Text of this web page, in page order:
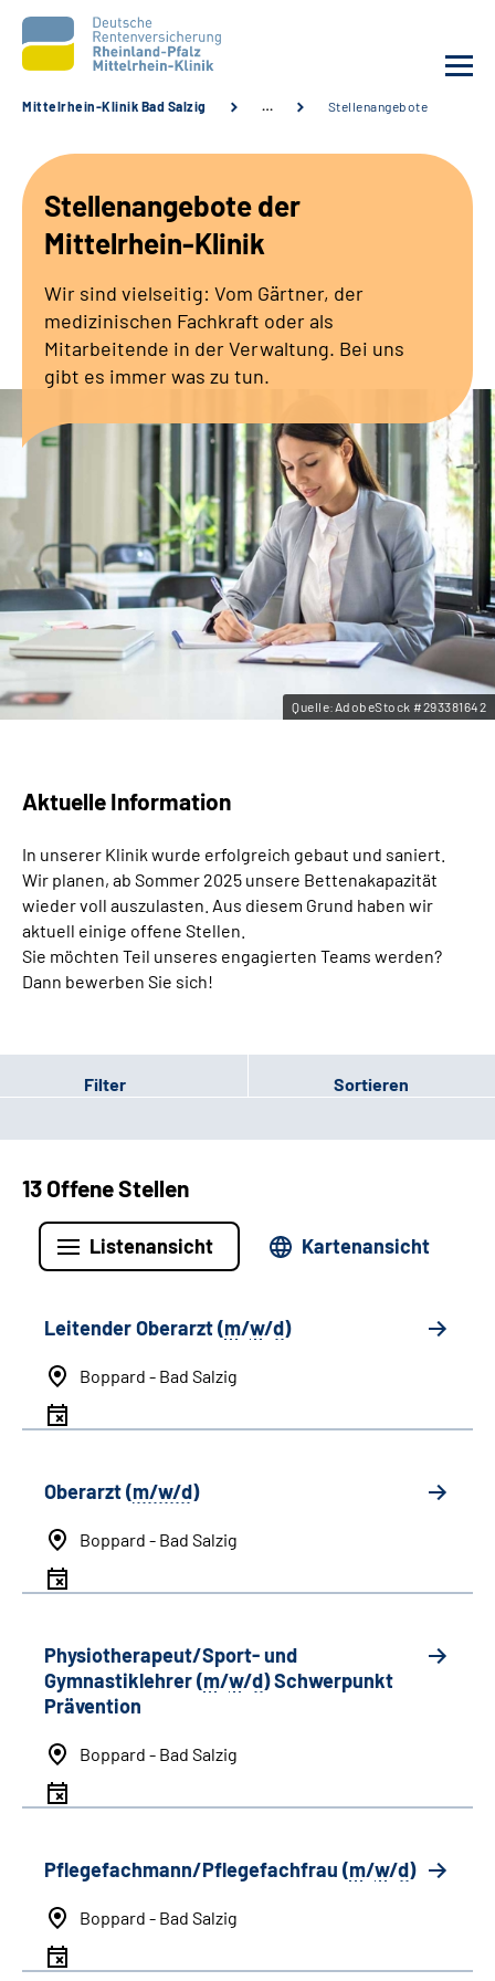
Unsere Angebote
Karriere
Zuweisende &
Leichte Sprache
Gebärdensprache
Mittelrhein-Klinik Bad Salzig … Stellenangebote
Stellenangebote der
Mittelrhein-Klinik
Wir sind vielseitig: Vom Gärtner, der
medizinischen Fachkraft oder als
Mitarbeitende in der Verwaltung. Bei uns
gibt es immer was zu tun.
Quelle:AdobeStock #293381642
Aktuelle Information
In unserer Klinik wurde erfolgreich gebaut und saniert.
Wir planen, ab Sommer 2025 unsere Bettenakapazität
wieder voll auszulasten. Aus diesem Grund haben wir
aktuell einige offene Stellen.
Sie möchten Teil unseres engagierten Teams werden?
Dann bewerben Sie sich!
Filter Sortieren
13 Offene Stellen
Listenansicht Kartenansicht
Leitender Oberarzt (m/w/d)
Boppard - Bad Salzig
Oberarzt (m/w/d)
Boppard - Bad Salzig
Physiotherapeut/Sport- und
Gymnastiklehrer (m/w/d) Schwerpunkt
Prävention
Boppard - Bad Salzig
Pflegefachmann/Pflegefachfrau (m/w/d)
Boppard - Bad Salzig